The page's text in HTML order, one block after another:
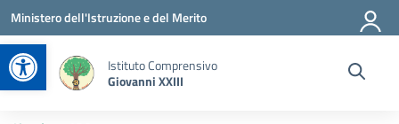
Apri la barra degli strumenti
Vai ai contenuti
Vai al menu di navigazione
Vai al footer
Ministero dell'Istruzione e del Merito
Istituto Comprensivo
Giovanni XXIII